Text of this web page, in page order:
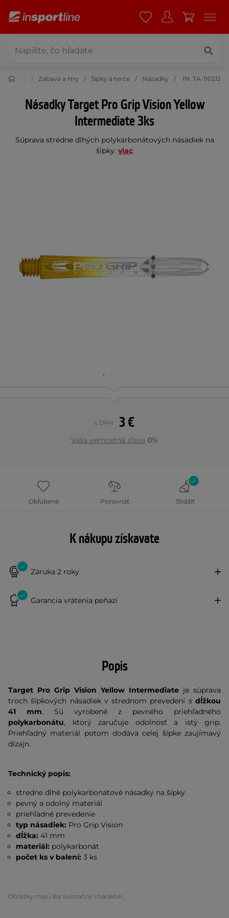
Šport Zábava a Hry Šípky a terče Násadky IN: TA-110212
Násadky Target Pro Grip Vision Yellow
Intermediate 3ks
Súprava stredne dlhých polykarbonátových násadiek na
šípky. viac
3 €
s DPH
Vaša vernostná zľava 0%
Obľúbené Porovnať Strážiť
K nákupu získavate
Záruka 2 roky
Garancia vrátenia peňazí
Popis
Target Pro Grip Vision Yellow Intermediate je súprava
troch šípkových násadiek v strednom prevedení s dĺžkou
41 mm. Sú vyrobené z pevného priehľadného
polykarbonátu, ktorý zaručuje odolnosť a istý grip.
Priehľadný materiál potom dodáva celej šípke zaujímavý
dizajn.
Technický popis:
stredne dlhé polykarbonátové násadky na šípky
pevný a odolný materiál
priehľadné prevedenie
typ násadiek: Pro Grip Vision
dĺžka: 41 mm
materiál: polykarbonát
počet ks v balení: 3 ks
Obrázky majú iba ilustračný charakter.